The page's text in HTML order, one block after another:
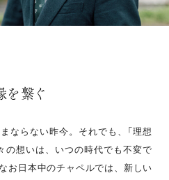
を繋ぐ
ならない昨今。それでも、「理想
の想いは、いつの時代でも不変で
お日本中のチャペルでは、新しい